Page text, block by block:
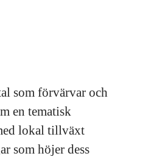
som förvärvar och
en tematisk
lokal tillväxt
som höjer dess